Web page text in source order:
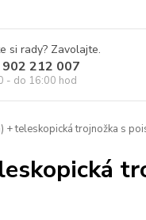
si rady? Zavolajte.
212 007
- do 16:00 hod
+ teleskopická trojnožka s